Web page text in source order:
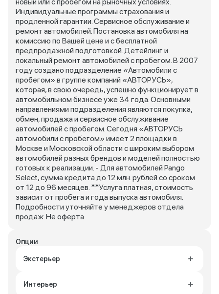
Индивидуальные программы страхования и
продленной гарантии. Сервисное обслуживание и
ремонт автомобилей. Постановка автомобиля на
комиссию по Вашей цене и с бесплатной
предпродажной подготовкой. Детейлинг и
локальный ремонт автомобилей с пробегом. В 2007
году создано подразделение «Автомобили с
пробегом» в группе компаний «АВТОРУСЬ»,
которая, в свою очередь, успешно функционирует в
автомобильном бизнесе уже 34 года. Основными
направлениями подразделения являются покупка,
обмен, продажа и сервисное обслуживание
автомобилей с пробегом. Сегодня «АВТОРУСЬ
автомобили с пробегом» имеет 2 площадки в
Москве и Московской области с широким выбором
автомобилей разных брендов и моделей полностью
готовых к реализации. - Для автомобилей Pango
Select, сумма кредита до 12 млн. рублей со сроком
от 12 до 96 месяцев. **Услуга платная, стоимость
зависит от пробега и года выпуска автомобиля.
Подробности уточняйте у менеджеров отдела
продаж. Не оферта
Опции
Экстерьер
Интерьер